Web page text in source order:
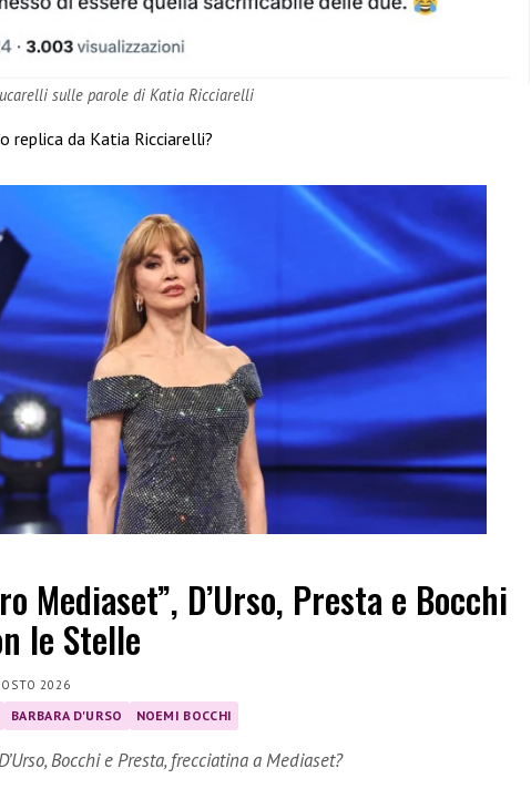
sulle parole di Katia Ricciarelli
replica da Katia Ricciarelli?
Mediaset”, D’Urso, Presta e Bocchi
le Stelle
2026
BARBARA D'URSO NOEMI BOCCHI
Bocchi e Presta, frecciatina a Mediaset?